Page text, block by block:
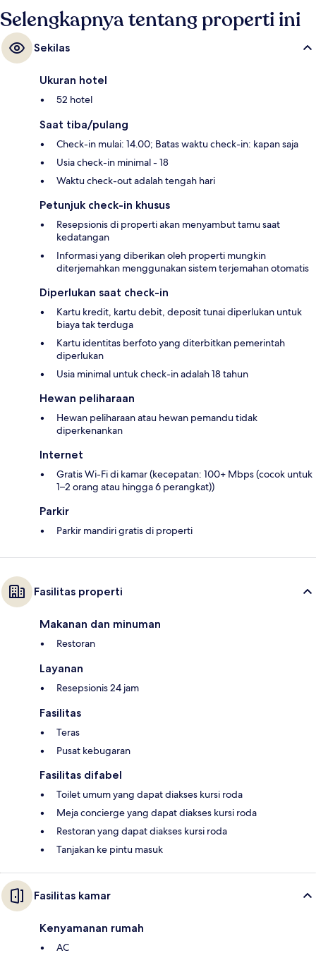
Selengkapnya tentang properti ini
Sekilas
Ukuran hotel
52 hotel
Saat tiba/pulang
Check-in mulai: 14.00; Batas waktu check-in: kapan saja
Usia check-in minimal - 18
Waktu check-out adalah tengah hari
Petunjuk check-in khusus
Resepsionis di properti akan menyambut tamu saat
kedatangan
Informasi yang diberikan oleh properti mungkin
diterjemahkan menggunakan sistem terjemahan otomatis
Diperlukan saat check-in
Kartu kredit, kartu debit, deposit tunai diperlukan untuk
biaya tak terduga
Kartu identitas berfoto yang diterbitkan pemerintah
diperlukan
Usia minimal untuk check-in adalah 18 tahun
Hewan peliharaan
Hewan peliharaan atau hewan pemandu tidak
diperkenankan
Internet
Gratis Wi-Fi di kamar (kecepatan: 100+ Mbps (cocok untuk
1–2 orang atau hingga 6 perangkat))
Parkir
Parkir mandiri gratis di properti
Fasilitas properti
Makanan dan minuman
Restoran
Layanan
Resepsionis 24 jam
Fasilitas
Teras
Pusat kebugaran
Fasilitas difabel
Toilet umum yang dapat diakses kursi roda
Meja concierge yang dapat diakses kursi roda
Restoran yang dapat diakses kursi roda
Tanjakan ke pintu masuk
Fasilitas kamar
Kenyamanan rumah
AC